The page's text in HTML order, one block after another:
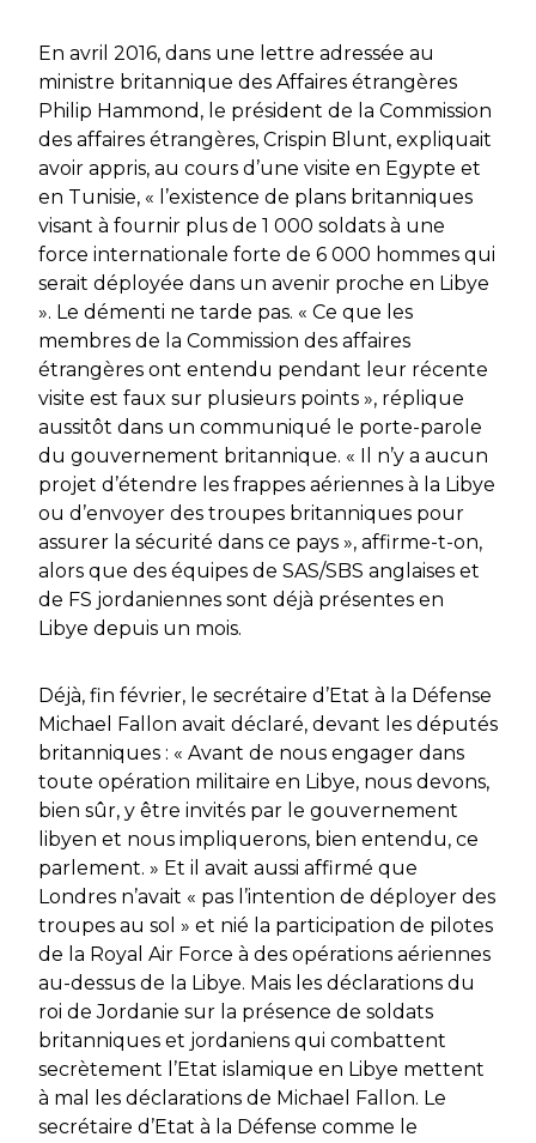
En avril 2016, dans une lettre adressée au
ministre britannique des Affaires étrangères
Philip Hammond, le président de la Commission
des affaires étrangères, Crispin Blunt, expliquait
avoir appris, au cours d’une visite en Egypte et
en Tunisie, « l’existence de plans britanniques
visant à fournir plus de 1 000 soldats à une
force internationale forte de 6 000 hommes qui
serait déployée dans un avenir proche en Libye
». Le démenti ne tarde pas. « Ce que les
membres de la Commission des affaires
étrangères ont entendu pendant leur récente
visite est faux sur plusieurs points », réplique
aussitôt dans un communiqué le porte-parole
du gouvernement britannique. « Il n’y a aucun
projet d’étendre les frappes aériennes à la Libye
ou d’envoyer des troupes britanniques pour
assurer la sécurité dans ce pays », affirme-t-on,
alors que des équipes de SAS/SBS anglaises et
de FS jordaniennes sont déjà présentes en
Libye depuis un mois.
Déjà, fin février, le secrétaire d’Etat à la Défense
Michael Fallon avait déclaré, devant les députés
britanniques : « Avant de nous engager dans
toute opération militaire en Libye, nous devons,
bien sûr, y être invités par le gouvernement
libyen et nous impliquerons, bien entendu, ce
parlement. » Et il avait aussi affirmé que
Londres n’avait « pas l’intention de déployer des
troupes au sol » et nié la participation de pilotes
de la Royal Air Force à des opérations aériennes
au-dessus de la Libye. Mais les déclarations du
roi de Jordanie sur la présence de soldats
britanniques et jordaniens qui combattent
secrètement l’Etat islamique en Libye mettent
à mal les déclarations de Michael Fallon. Le
secrétaire d’Etat à la Défense comme le